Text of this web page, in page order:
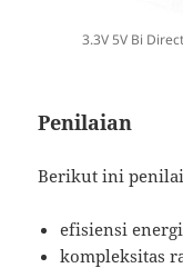
3.3V 5V Bi
Penilaian
Berikut ini
efisiensi
kompleksitas